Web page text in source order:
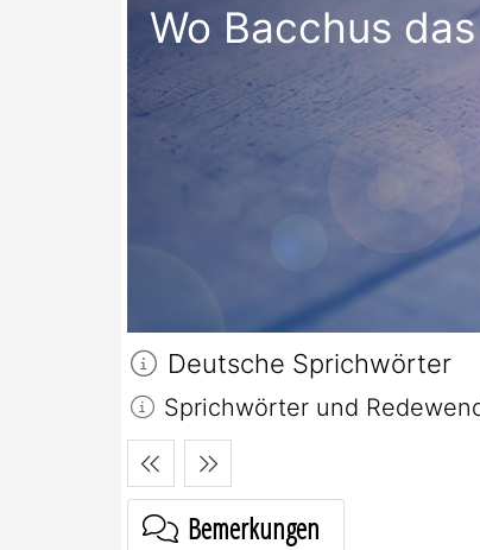
Wo Bacchus
Deutsche Sprichwörter
Sprichwörter und
Bemerkungen